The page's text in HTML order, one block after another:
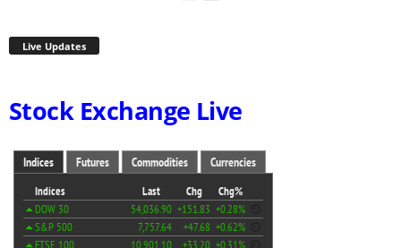
Live Updates
Stock Exchange Live